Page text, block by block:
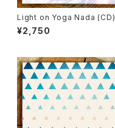
Light on Yoga Nada (CD)
¥2,750